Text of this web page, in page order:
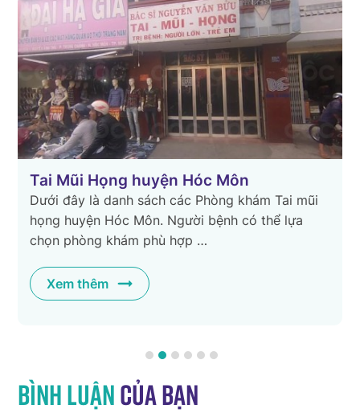
Tai Mũi Họng huyện Hóc Môn
Dưới đây là danh sách các Phòng khám Tai mũi
họng huyện Hóc Môn. Người bệnh có thể lựa
chọn phòng khám phù hợp …
Xem thêm
Bình luậncủa bạn